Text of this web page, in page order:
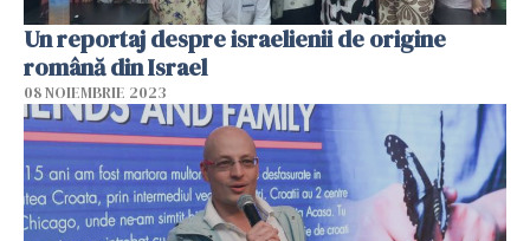
Un reportaj despre israelienii de origine
română din Israel
08 NOIEMBRIE 2023